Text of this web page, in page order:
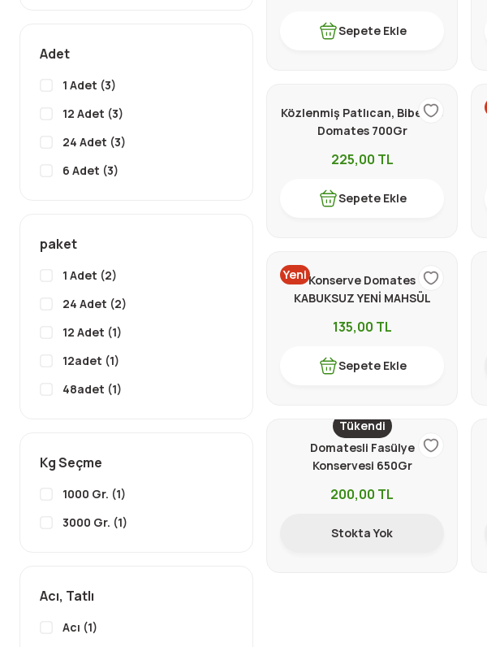
Adet
1 Adet (3)
12 Adet (3)
24 Adet (3)
6 Adet (3)
paket
1 Adet (2)
24 Adet (2)
12 Adet (1)
12adet (1)
48adet (1)
Kg Seçme
1000 Gr. (1)
3000 Gr. (1)
Acı, Tatlı
Acı (1)
Sepete Ekle
Közlenmiş Patlıcan, Biber ve
Domates 700Gr
225,00 TL
Sepete Ekle
YeniKonserve Domates
KABUKSUZ YENİ MAHSÜL
135,00 TL
Sepete Ekle
Tükendi
Domatesli Fasülye
Konservesi 650Gr
200,00 TL
Stokta Yok